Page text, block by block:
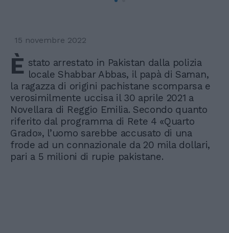
15 novembre 2022
È stato arrestato in Pakistan dalla polizia
locale Shabbar Abbas, il papà di Saman,
la ragazza di origini pachistane scomparsa e
verosimilmente uccisa il 30 aprile 2021 a
Novellara di Reggio Emilia. Secondo quanto
riferito dal programma di Rete 4 «Quarto
Grado», l’uomo sarebbe accusato di una
frode ad un connazionale da 20 mila dollari,
pari a 5 milioni di rupie pakistane.